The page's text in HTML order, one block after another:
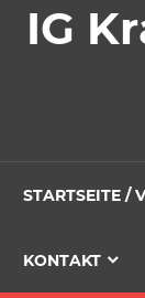
IG
STARTSEITE /
KONTAKT